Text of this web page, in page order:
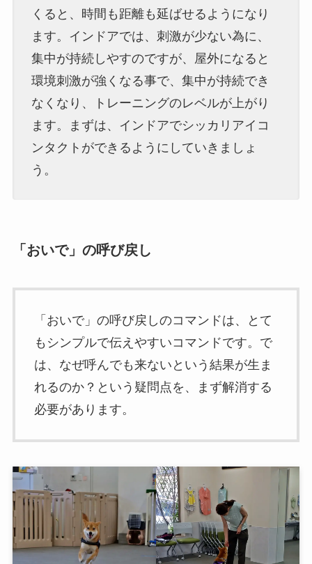
くると、時間も距離も延ばせるようになり
ます。インドアでは、刺激が少ない為に、
集中が持続しやすのですが、屋外になると
環境刺激が強くなる事で、集中が持続でき
なくなり、トレーニングのレベルが上がり
ます。まずは、インドアでシッカリアイコ
ンタクトができるようにしていきましょ
う。
「おいで」の呼び戻し
「おいで」の呼び戻しのコマンドは、とて
もシンプルで伝えやすいコマンドです。で
は、なぜ呼んでも来ないという結果が生ま
れるのか？という疑問点を、まず解消する
必要があります。